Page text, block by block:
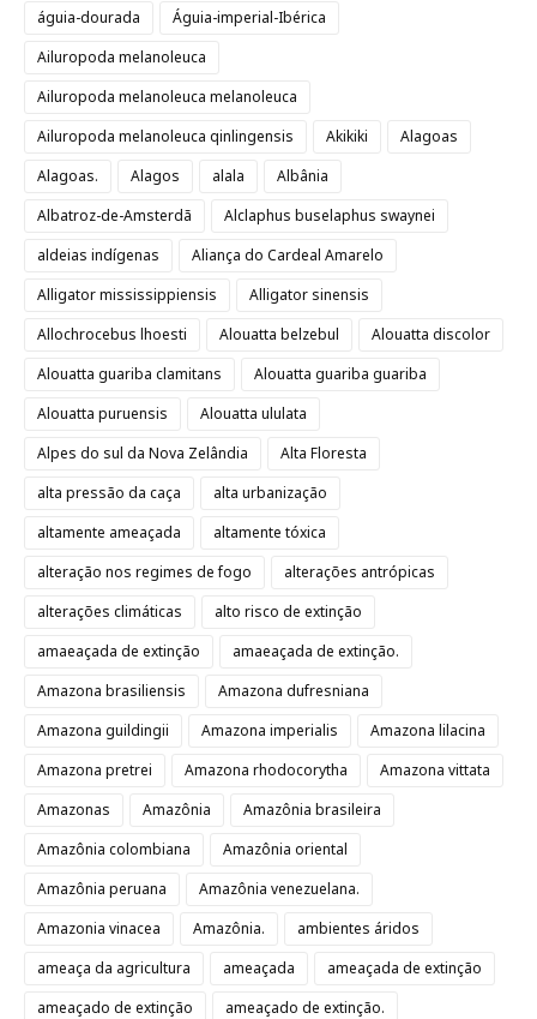
águia-dourada
Águia-imperial-Ibérica
Ailuropoda melanoleuca
Ailuropoda melanoleuca melanoleuca
Ailuropoda melanoleuca qinlingensis
Akikiki
Alagoas
Alagoas.
Alagos alala
Albânia
Albatroz-de-Amsterdã
Alclaphus buselaphus swaynei
aldeias indígenas
Aliança do Cardeal Amarelo
Alligator mississippiensis
Alligator sinensis
Allochrocebus lhoesti
Alouatta belzebul
Alouatta discolor
Alouatta guariba clamitans
Alouatta guariba guariba
Alouatta puruensis
Alouatta ululata
Alpes do sul da Nova Zelândia
Alta Floresta
alta pressão da caça
alta urbanização
altamente ameaçada
altamente tóxica
alteração nos regimes de fogo
alterações antrópicas
alterações climáticas
alto risco de extinção
amaeaçada de extinção
amaeaçada de extinção.
Amazona brasiliensis
Amazona dufresniana
Amazona guildingii
Amazona imperialis
Amazona lilacina
Amazona pretrei
Amazona rhodocorytha
Amazona vittata
Amazonas
Amazônia
Amazônia brasileira
Amazônia colombiana
Amazônia oriental
Amazônia peruana
Amazônia venezuelana.
Amazonia vinacea
Amazônia.
ambientes áridos
ameaça da agricultura
ameaçada
ameaçada de extinção
ameaçado de extinção
ameaçado de extinção.